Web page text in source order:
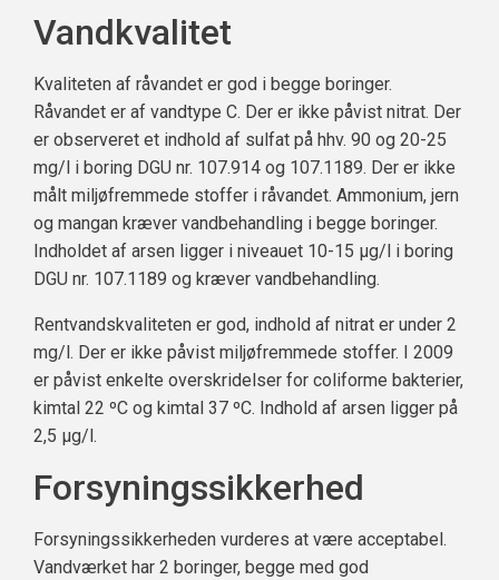
Vandkvalitet
Kvaliteten af råvandet er god i begge boringer.
Råvandet er af vandtype C. Der er ikke påvist nitrat. Der
er observeret et indhold af sulfat på hhv. 90 og 20-25
mg/l i boring DGU nr. 107.914 og 107.1189. Der er ikke
målt miljøfremmede stoffer i råvandet. Ammonium, jern
og mangan kræver vandbehandling i begge boringer.
Indholdet af arsen ligger i niveauet 10-15 µg/l i boring
DGU nr. 107.1189 og kræver vandbehandling.
Rentvandskvaliteten er god, indhold af nitrat er under 2
mg/l. Der er ikke påvist miljøfremmede stoffer. I 2009
er påvist enkelte overskridelser for coliforme bakterier,
kimtal 22 ºC og kimtal 37 ºC. Indhold af arsen ligger på
2,5 µg/l.
Forsyningssikkerhed
Forsyningssikkerheden vurderes at være acceptabel.
Vandværket har 2 boringer, begge med god